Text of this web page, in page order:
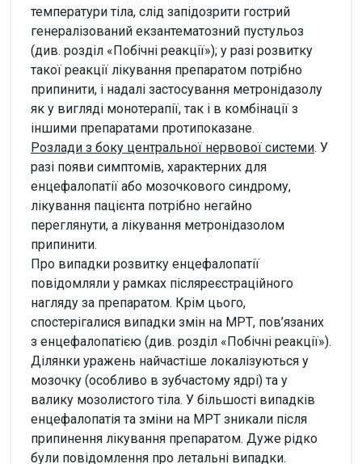
температури тіла, слід запідозрити гострий
генералізований екзантематозний пустульоз
(див. розділ «Побічні реакції»); у разі розвитку
такої реакції лікування препаратом потрібно
припинити, і надалі застосування метронідазолу
як у вигляді монотерапії, так і в комбінації з
іншими препаратами протипоказане.
Розлади з боку центральної нервової системи. У
разі появи симптомів, характерних для
енцефалопатії або мозочкового синдрому,
лікування пацієнта потрібно негайно
переглянути, а лікування метронідазолом
припинити.
Про випадки розвитку енцефалопатії
повідомляли у рамках післяреєстраційного
нагляду за препаратом. Крім цього,
спостерігалися випадки змін на МРТ, пов’язаних
з енцефалопатією (див. розділ «Побічні реакції»).
Ділянки уражень найчастіше локалізуються у
мозочку (особливо в зубчастому ядрі) та у
валику мозолистого тіла. У більшості випадків
енцефалопатія та зміни на МРТ зникали після
припинення лікування препаратом. Дуже рідко
були повідомлення про летальні випадки.